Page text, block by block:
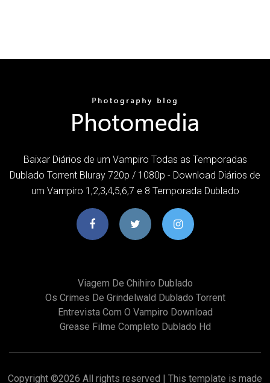
Baixar Diários de um Vampiro Todas as Temporadas
Dublado Torrent Bluray 720p / 1080p - Download Diários de
um Vampiro 1,2,3,4,5,6,7 e 8 Temporada Dublado
Viagem De Chihiro Dublado
Os Crimes De Grindelwald Dublado Torrent
Entrevista Com O Vampiro Download
Grease Filme Completo Dublado Hd
Copyright ©2026 All rights reserved | This template is made